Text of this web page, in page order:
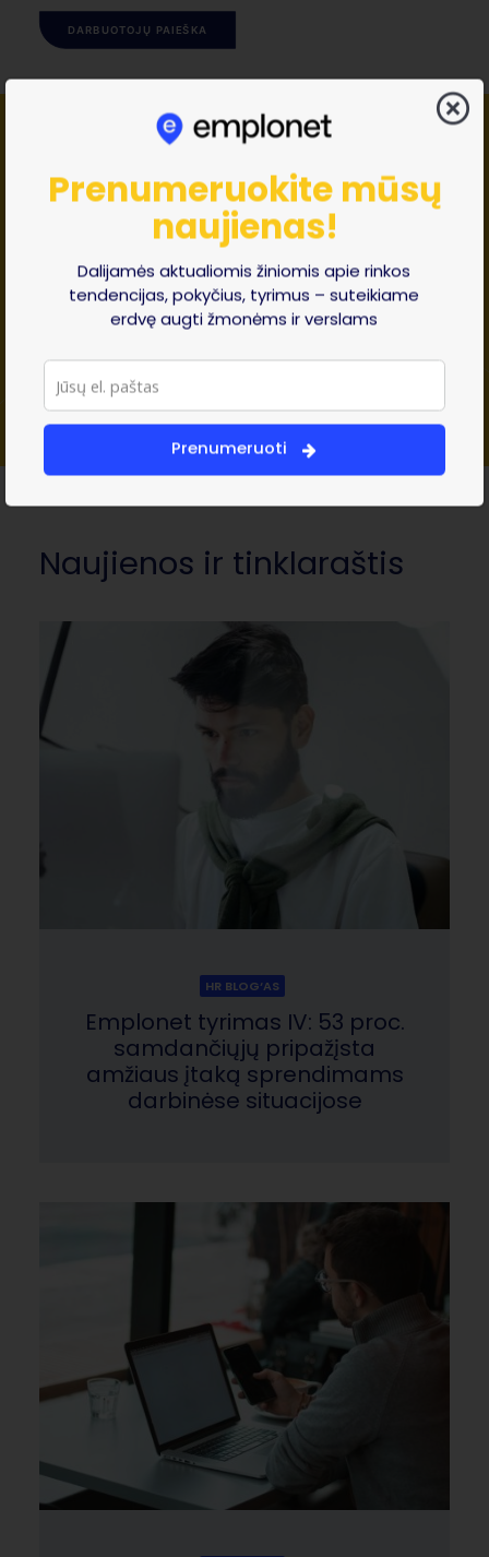
DARBUOTOJŲ PAIEŠKA
Atraskite erdvę augti
Prisidedame prie verslų ir žmonių juose augimo
IEŠKOTI KANDIDATO
IEŠKOTI DARBO
Naujienos ir tinklaraštis
HR BLOG‘AS
Emplonet tyrimas IV: 53 proc.
samdančiųjų pripažįsta
amžiaus įtaką sprendimams
darbinėse situacijose
Prenumeruokite mūsų
naujienas!
Dalijamės aktualiomis žiniomis apie rinkos
tendencijas, pokyčius, tyrimus – suteikiame
erdvę augti žmonėms ir verslams
Prenumeruoti